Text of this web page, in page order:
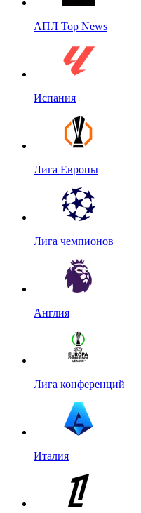
АПЛ Top News
Испания
Лига Европы
Лига чемпионов
Англия
Лига конференций
Италия